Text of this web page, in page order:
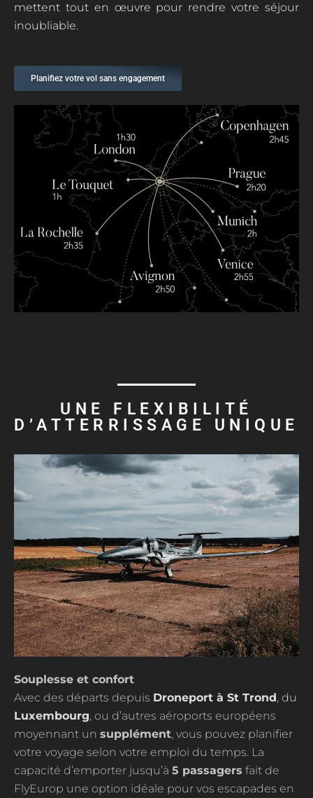
mettent tout en œuvre pour rendre votre séjour
inoubliable.
Planifiez votre vol sans engagement
UNE FLEXIBILITÉ
D’ATTERRISSAGE UNIQUE
Souplesse et confort
Avec des départs depuis Droneport à St Trond , du
Luxembourg, ou d’autres aéroports européens
moyennant un supplément, vous pouvez planifier
votre voyage selon votre emploi du temps. La
capacité d’emporter jusqu’à 5 passagers fait de
FlyEurop une option idéale pour vos escapades en